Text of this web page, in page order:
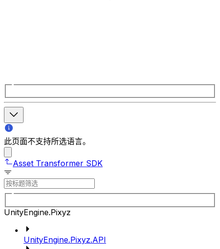
此页面不支持所选语言。
Asset Transformer SDK
UnityEngine.Pixyz
UnityEngine.Pixyz.API